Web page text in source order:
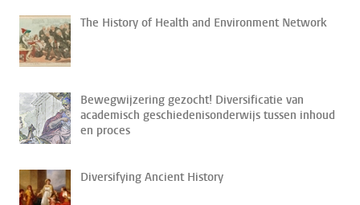
The History of Health and Environment Network
Bewegwijzering gezocht! Diversificatie van
academisch geschiedenisonderwijs tussen inhoud
en proces
Diversifying Ancient History